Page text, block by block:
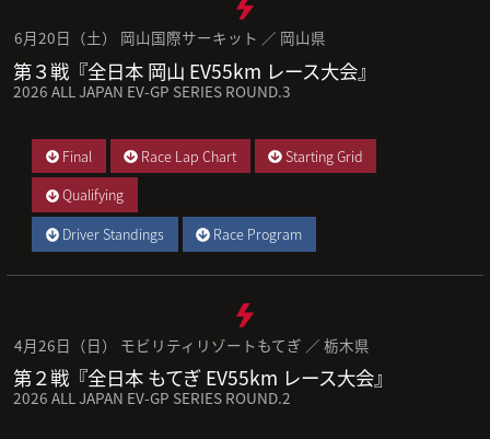
6月20日（土） 岡山国際サーキット ／ 岡山県
第３戦『全日本 岡山 EV55km レース大会』
2026 ALL JAPAN EV-GP SERIES ROUND.3
Final Race Lap Chart
Starting Grid
Qualifying
Driver Standings
Race Program
4月26日（日） モビリティリゾートもてぎ ／ 栃木県
第２戦『全日本 もてぎ EV55km レース大会』
2026 ALL JAPAN EV-GP SERIES ROUND.2